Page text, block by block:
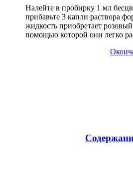
Налейте в пробирку 1 мл
прибавьте 3 капли раствора
жидкость приобретает
помощью которой они легко